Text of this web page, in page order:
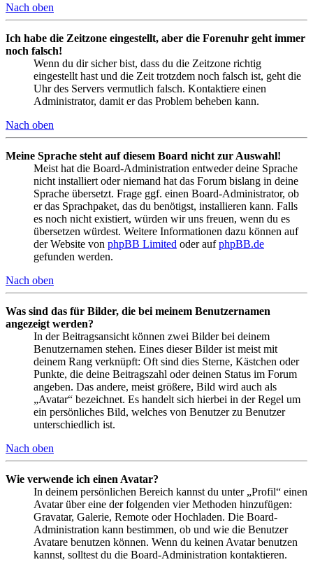
Nach oben
Ich habe die Zeitzone eingestellt, aber die Forenuhr geht immer
noch falsch!
Wenn du dir sicher bist, dass du die Zeitzone richtig
eingestellt hast und die Zeit trotzdem noch falsch ist, geht die
Uhr des Servers vermutlich falsch. Kontaktiere einen
Administrator, damit er das Problem beheben kann.
Nach oben
Meine Sprache steht auf diesem Board nicht zur Auswahl!
Meist hat die Board-Administration entweder deine Sprache
nicht installiert oder niemand hat das Forum bislang in deine
Sprache übersetzt. Frage ggf. einen Board-Administrator, ob
er das Sprachpaket, das du benötigst, installieren kann. Falls
es noch nicht existiert, würden wir uns freuen, wenn du es
übersetzen würdest. Weitere Informationen dazu können auf
der Website von phpBB Limited oder aufphpBB.de
gefunden werden.
Nach oben
Was sind das für Bilder, die bei meinem Benutzernamen
angezeigt werden?
In der Beitragsansicht können zwei Bilder bei deinem
Benutzernamen stehen. Eines dieser Bilder ist meist mit
deinem Rang verknüpft: Oft sind dies Sterne, Kästchen oder
Punkte, die deine Beitragszahl oder deinen Status im Forum
angeben. Das andere, meist größere, Bild wird auch als
„Avatar“ bezeichnet. Es handelt sich hierbei in der Regel um
ein persönliches Bild, welches von Benutzer zu Benutzer
unterschiedlich ist.
Nach oben
Wie verwende ich einen Avatar?
In deinem persönlichen Bereich kannst du unter „Profil“ einen
Avatar über eine der folgenden vier Methoden hinzufügen:
Gravatar, Galerie, Remote oder Hochladen. Die Board-
Administration kann bestimmen, ob und wie die Benutzer
Avatare benutzen können. Wenn du keinen Avatar benutzen
kannst, solltest du die Board-Administration kontaktieren.